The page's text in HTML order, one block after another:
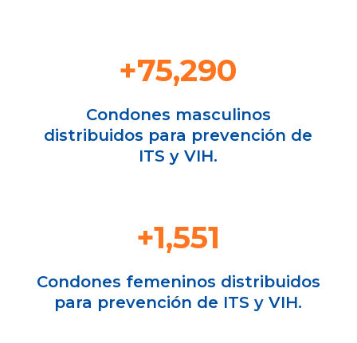
+75,290
Condones masculinos
distribuidos para prevención de
ITS y VIH.
+1,551
Condones femeninos distribuidos
para prevención de ITS y VIH.